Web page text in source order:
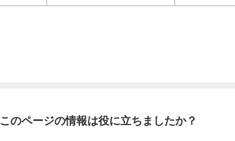
このページの情報は役に立ちましたか？